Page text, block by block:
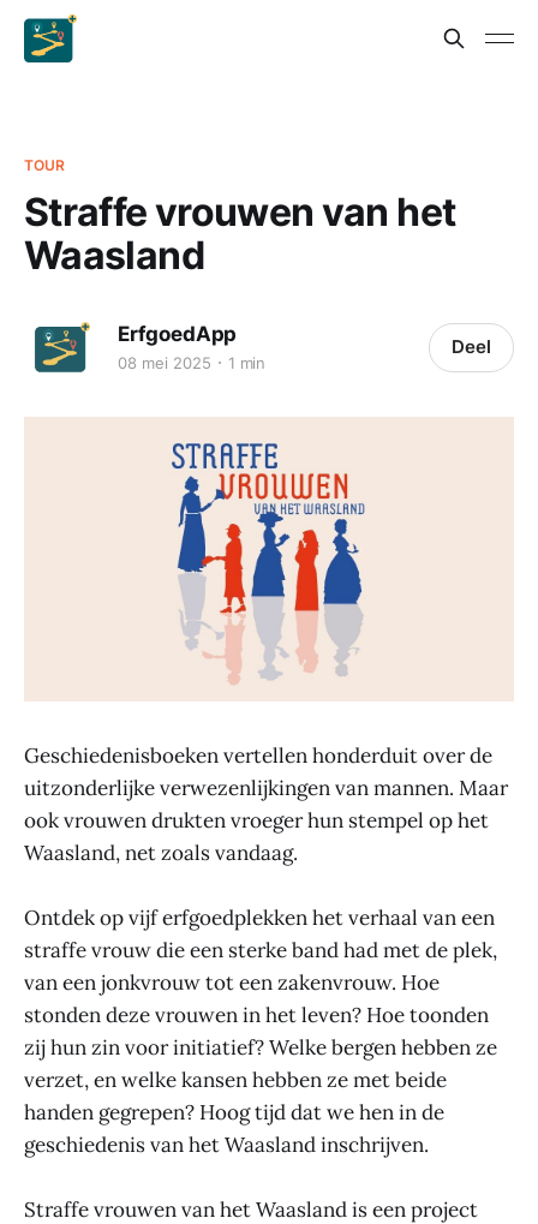
TOUR
Straffe vrouwen van het
Waasland
ErfgoedApp
08 mei 2025 1 min
Deel
Geschiedenisboeken vertellen honderduit over de
uitzonderlijke verwezenlijkingen van mannen. Maar
ook vrouwen drukten vroeger hun stempel op het
Waasland, net zoals vandaag.
Ontdek op vijf erfgoedplekken het verhaal van een
straffe vrouw die een sterke band had met de plek,
van een jonkvrouw tot een zakenvrouw. Hoe
stonden deze vrouwen in het leven? Hoe toonden
zij hun zin voor initiatief? Welke bergen hebben ze
verzet, en welke kansen hebben ze met beide
handen gegrepen? Hoog tijd dat we hen in de
geschiedenis van het Waasland inschrijven.
Straffe vrouwen van het Waasland is een project